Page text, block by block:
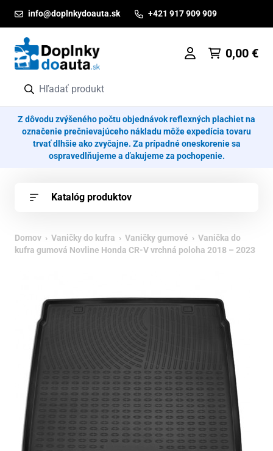
info@doplnkydoauta.sk +421 917 909 909
0,00 €
Z dôvodu zvýšeného počtu objednávok reflexných plachiet na
označenie prečnievajúceho nákladu môže expedícia tovaru
trvať dlhšie ako zvyčajne. Za prípadné oneskorenie sa
ospravedlňujeme a ďakujeme za pochopenie.
Katalóg produktov
Domov › Vaničky do kufra › Vaničky gumové › Vanička do
kufra gumová Novline Honda CR-V vrchná poloha 2018 – 2023